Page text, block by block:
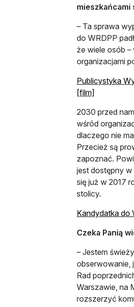
mieszkańcami
– Ta sprawa
do WRDPP
że wiele osób –
organizacjami
Publicystyka
[film]
2030 przed
wśród
dlaczego nie
Przecież są
zapoznać.
jest dostępny
się już w 2017
stolicy.
Kandydatka do
Czeka Panią
– Jestem
obserwowanie,
Rad
Warszawie, na
rozszerzyć